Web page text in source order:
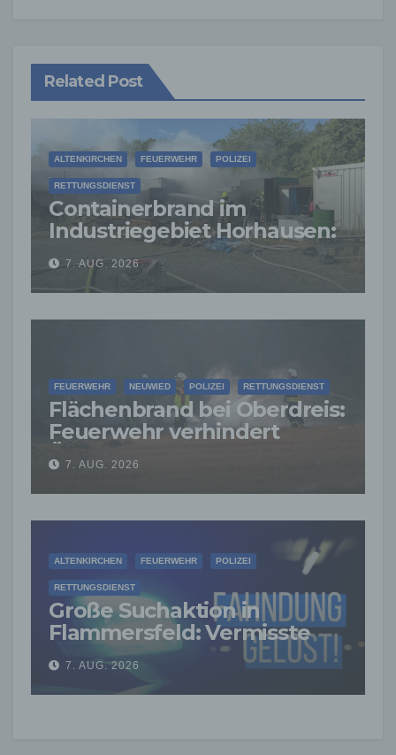
Related Post
ALTENKIRCHEN FEUERWEHR POLIZEI
RETTUNGSDIENST
Containerbrand im
Industriegebiet Horhausen:
Feuerwehr verhindert
weitere Ausbreitung
7. AUG. 2026
FEUERWEHR NEUWIED POLIZEI RETTUNGSDIENST
Flächenbrand bei Oberdreis:
Feuerwehr verhindert
Übergreifen auf Waldgebiet
7. AUG. 2026
ALTENKIRCHEN FEUERWEHR POLIZEI
RETTUNGSDIENST
Große Suchaktion in
Flammersfeld: Vermisste
Person wohlbehalten
gefunden
7. AUG. 2026